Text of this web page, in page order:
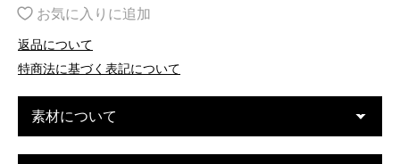
お気に入りに追加
返品について
特商法に基づく表記について
素材について